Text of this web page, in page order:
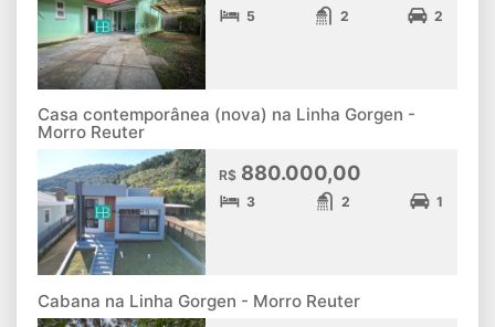
5 2 2
Casa contemporânea (nova) na Linha Gorgen -
Morro Reuter
R$ 880.000,00
3 2 1
Cabana na Linha Gorgen - Morro Reuter